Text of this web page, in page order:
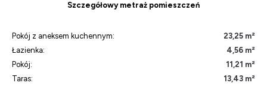
Szczegółowy metraż pomieszczeń
Pokój z aneksem kuchennym:
23,25 m²
Łazienka:
4,56 m²
Pokój:
11,21 m²
Taras:
13,43 m²